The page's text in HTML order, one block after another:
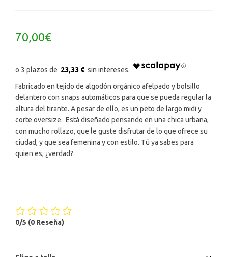
70,00€
23,33 €
Fabricado en tejido de algodón orgánico afelpado y bolsillo
delantero con snaps automáticos para que se pueda regular la
altura del tirante. A pesar de ello, es un peto de largo midi y
corte oversize. Está diseñado pensando en una chica urbana,
con mucho rollazo, que le guste disfrutar de lo que ofrece su
ciudad, y que sea femenina y con estilo. Tú ya sabes para
quien es, ¿verdad?
0/5 (0 Reseña)